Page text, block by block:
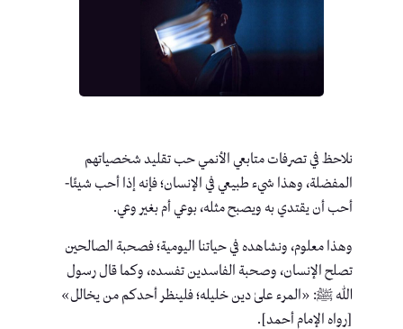
نلاحظ في تصرفات متابعي الأنمي حب تقليد شخصياتهم
المفضلة، وهذا شيء طبيعي في الإنسان؛ فإنه إذا أحب شيئًا-
أحب أن يقتدي به ويصبح مثله، بوعي أم بغير وعي.
وهذا معلوم، ونشاهده في حياتنا اليومية؛ فصحبة الصالحين
تصلح الإنسان، وصحبة الفاسدين تفسده، وكما قال رسول
الله ﷺ: «المرء علىٰ دين خليله؛ فلينظر أحدكم من يخالل»
[رواه الإمام أحمد].